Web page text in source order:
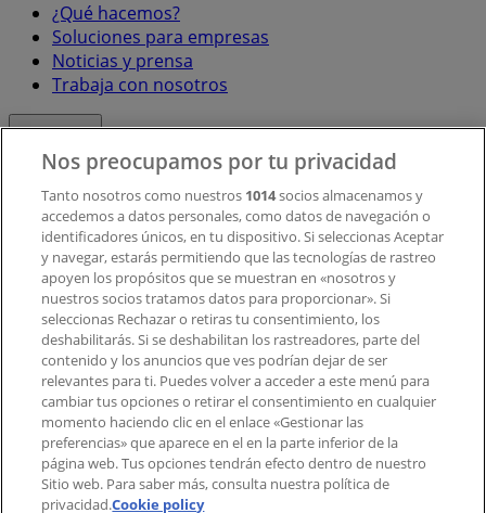
¿Qué hacemos?
Soluciones para empresas
Noticias y prensa
Trabaja con nosotros
Contacto comercial y de marketing
Tienda mal colocada en el mapa
Notificar un folleto
¿Encontraste un problema en la web o en la
aplicación?
Índices
Marcas
Marcas locales
Negocios
Nos preocupamos por tu privacidad
Tanto nosotros como nuestros 1014socios almacenamos y
accedemos a datos personales, como datos de navegación o
identificadores únicos, en tu dispositivo. Si seleccionas Aceptar
y navegar, estarás permitiendo que las tecnologías de rastreo
apoyen los propósitos que se muestran en «nosotros y
nuestros socios tratamos datos para proporcionar». Si
seleccionas Rechazar o retiras tu consentimiento, los
deshabilitarás. Si se deshabilitan los rastreadores, parte del
contenido y los anuncios que ves podrían dejar de ser
relevantes para ti. Puedes volver a acceder a este menú para
cambiar tus opciones o retirar el consentimiento en cualquier
momento haciendo clic en el enlace «Gestionar las
preferencias» que aparece en el en la parte inferior de la
página web. Tus opciones tendrán efecto dentro de nuestro
Sitio web. Para saber más, consulta nuestra política de
privacidad.Cookie policy